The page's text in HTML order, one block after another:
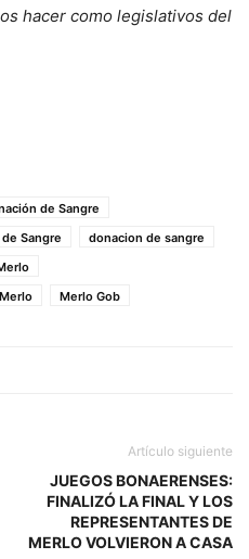
hacer como legislativos del
de Sangre
Sangre
donacion de sangre
Merlo Merlo Gob
Artículo siguiente
JUEGOS BONAERENSES:
FINALIZÓ LA FINAL Y LOS
REPRESENTANTES DE
MERLO VOLVIERON A CASA